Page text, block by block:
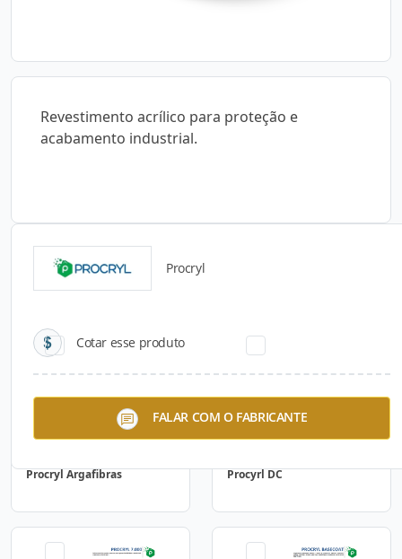
Revestimento acrílico para proteção e
acabamento industrial.
Procryl
Cotar esse produto
FALAR COM O FABRICANTE
Catálogos para Download
Procryl Argafibras Procyrl DC